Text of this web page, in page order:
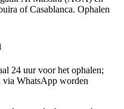
of Casablanca. Ophalen
24 uur voor het ophalen;
via WhatsApp worden